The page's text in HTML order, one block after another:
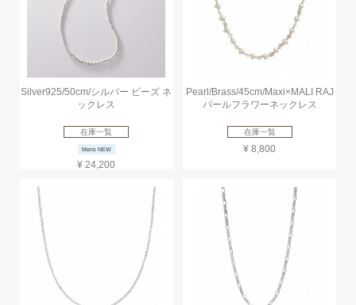
Silver925/50cm/シルバー ビーズ ネ
ックレス
在庫一覧
Mens NEW
¥ 24,200
Pearl/Brass/45cm/Maxi×MALI RAJ
パールフラワーネックレス
在庫一覧
¥ 8,800